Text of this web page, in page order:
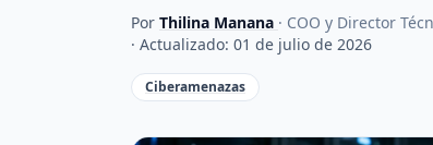
Por Thilina Manana · COO y Director
· Actualizado: 01 de julio de 2026
Ciberamenazas